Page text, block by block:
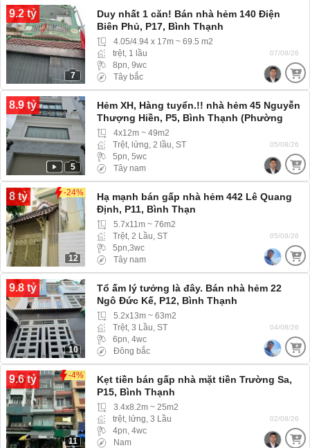
9.2 tỷ
7
Duy nhất 1 căn! Bán nhà hẻm 140 Điện
Biên Phủ, P17, Bình Thạnh
4.05/4.94 x 17m ~ 69.5 m2
trệt, 1 lầu
8pn, 9wc
Tây bắc
07/08/26
8.9 tỷ
5
Hẻm XH, Hàng tuyển.!! nhà hẻm 45 Nguyễn
Thượng Hiền, P5, Bình Thạnh (Phường
Bình Lợi Trung) hẻm rộng xe hơi 4 chỗ vào
tới nhà
4x12m ~ 49m2
Trệt, lửng, 2 lầu, ST
5pn, 5wc
Tây nam
05/08/26
8 tỷ -24%
12
Hạ mạnh bán gấp nhà hẻm 442 Lê Quang
Định, P11, Bình Thạn
5.7x11m ~ 76m2
Trệt, 2 Lầu, ST
5pn,3wc
Tây nam
05/08/26
9.8 tỷ
10
Tổ ấm lý tưởng là đây. Bán nhà hẻm 22
Ngô Đức Kế, P12, Bình Thạnh
5.2x13m ~ 63m2
Trệt, 3 Lầu, ST
6pn, 4wc
Đông bắc
04/08/26
9.6 tỷ -4%
11
Kẹt tiền bán gấp nhà mặt tiền Trường Sa,
P15, Bình Thạnh
3.4x8.2m ~ 25m2
trệt, lửng, 3 Lầu
4pn, 4wc
Nam
02/08/26